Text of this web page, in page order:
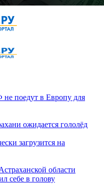
поедут в Европу для
ожидается гололёд
загрузится на
области
себе в голову